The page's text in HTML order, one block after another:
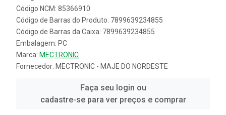
Código NCM: 85366910
Código de Barras do Produto: 7899639234855
Código de Barras da Caixa: 7899639234855
Embalagem: PC
Marca: MECTRONIC
Fornecedor: MECTRONIC - MAJE DO NORDESTE
Faça seu login ou
cadastre-se para ver preços e comprar